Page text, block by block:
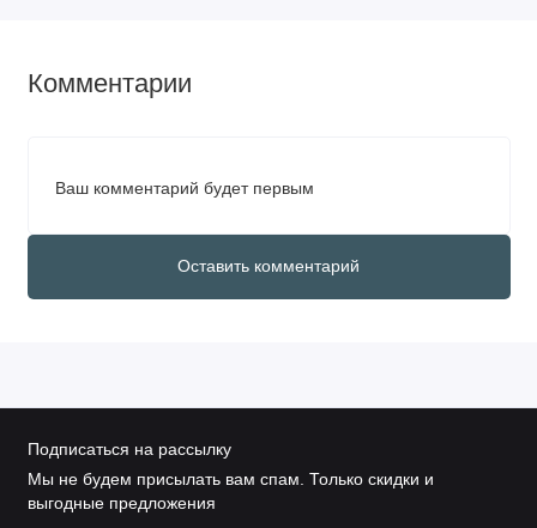
Комментарии
Ваш комментарий будет первым
Оставить комментарий
Подписаться на рассылку
Мы не будем присылать вам спам. Только скидки и
выгодные предложения